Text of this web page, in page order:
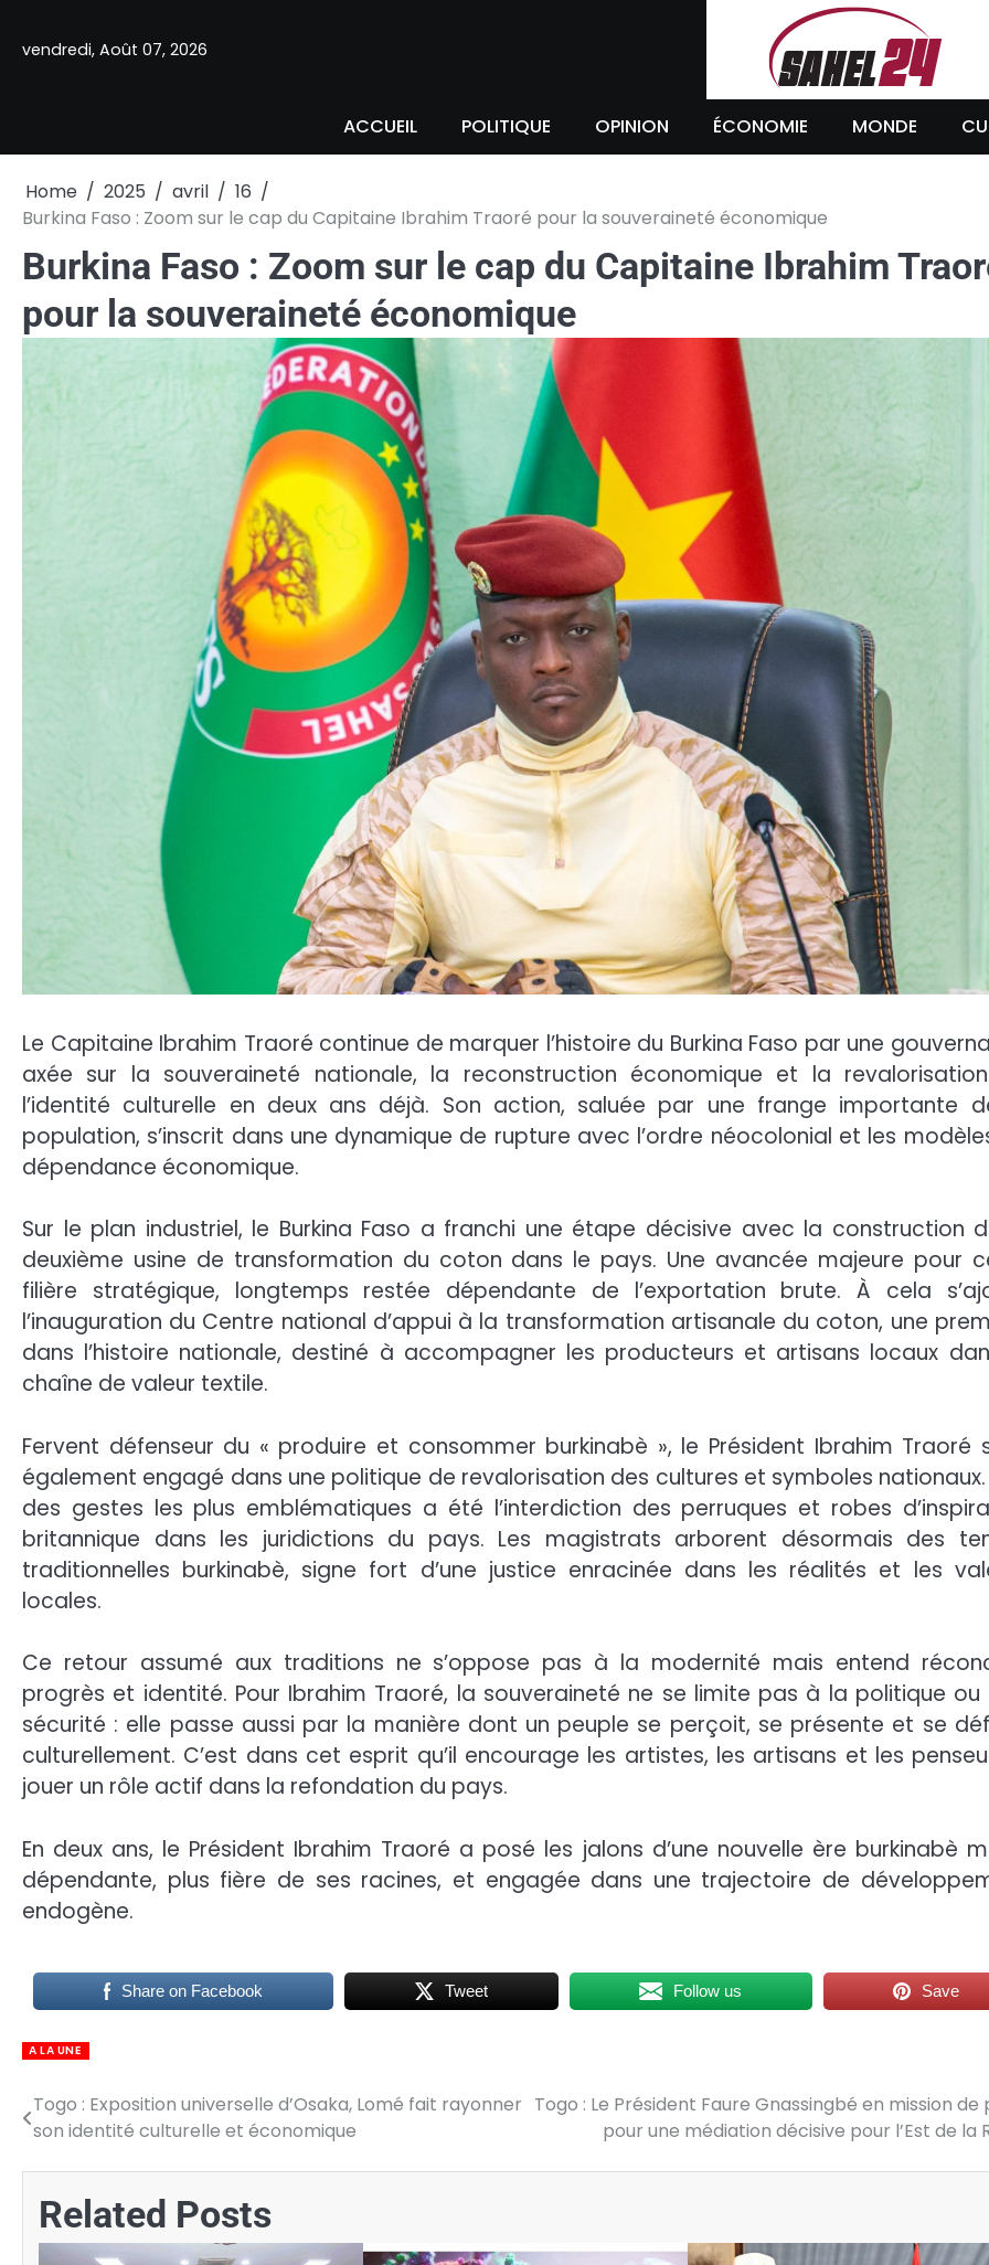
vendredi, Août 07, 2026
ACCUEIL POLITIQUE OPINION ÉCONOMIE MONDE
Home 2025 avril
16
Burkina Faso : Zoom sur le cap du Capitaine Ibrahim Traoré pour la souveraineté économique
Burkina Faso : Zoom sur le cap du Capitaine Ibrahim
pour la souveraineté économique
Le Capitaine Ibrahim Traoré continue de marquer l’histoire du Burkina Faso par une
axée sur la souveraineté nationale, la reconstruction économique et la
l’identité culturelle en deux ans déjà. Son action, saluée par une frange importante
population, s’inscrit dans une dynamique de rupture avec l’ordre néocolonial et les
dépendance économique.
Sur le plan industriel, le Burkina Faso a franchi une étape décisive avec la construction
deuxième usine de transformation du coton dans le pays. Une avancée majeure pour
filière stratégique, longtemps restée dépendante de l’exportation brute. À cela
l’inauguration du Centre national d’appui à la transformation artisanale du coton, une
dans l’histoire nationale, destiné à accompagner les producteurs et artisans locaux
chaîne de valeur textile.
Fervent défenseur du « produire et consommer burkinabè », le Président Ibrahim Traoré
également engagé dans une politique de revalorisation des cultures et symboles nationaux.
des gestes les plus emblématiques a été l’interdiction des perruques et robes
britannique dans les juridictions du pays. Les magistrats arborent désormais des
traditionnelles burkinabè, signe fort d’une justice enracinée dans les réalités et les
locales.
Ce retour assumé aux traditions ne s’oppose pas à la modernité mais entend
progrès et identité. Pour Ibrahim Traoré, la souveraineté ne se limite pas à la politique
sécurité : elle passe aussi par la manière dont un peuple se perçoit, se présente et se
culturellement. C’est dans cet esprit qu’il encourage les artistes, les artisans et les
jouer un rôle actif dans la refondation du pays.
En deux ans, le Président Ibrahim Traoré a posé les jalons d’une nouvelle ère burkinabè
dépendante, plus fière de ses racines, et engagée dans une trajectoire de
endogène.
Share on Facebook Tweet Follow us Save
A LA UNE
Navigation
Togo : Exposition universelle d’Osaka, Lomé fait rayonner
son identité culturelle et économique
Togo : Le Président Faure Gnassingbé en mission de
pour une médiation décisive pour l’Est de la
Related Posts